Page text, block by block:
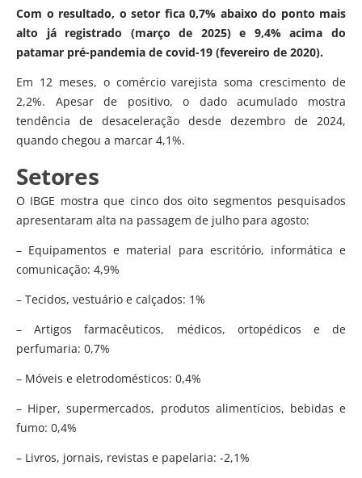
Com o resultado, o setor fica 0,7% abaixo do ponto mais
alto já registrado (março de 2025) e 9,4% acima do
patamar pré-pandemia de covid-19 (fevereiro de 2020).
Em 12 meses, o comércio varejista soma crescimento de
2,2%. Apesar de positivo, o dado acumulado mostra
tendência de desaceleração desde dezembro de 2024,
quando chegou a marcar 4,1%.
Setores
O IBGE mostra que cinco dos oito segmentos pesquisados
apresentaram alta na passagem de julho para agosto:
– Equipamentos e material para escritório, informática e
comunicação: 4,9%
– Tecidos, vestuário e calçados: 1%
– Artigos farmacêuticos, médicos, ortopédicos e de
perfumaria: 0,7%
– Móveis e eletrodomésticos: 0,4%
– Hiper, supermercados, produtos alimentícios, bebidas e
fumo: 0,4%
– Livros, jornais, revistas e papelaria: -2,1%